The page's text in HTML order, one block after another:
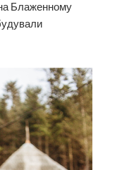
на Блаженному